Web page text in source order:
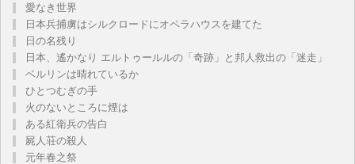
愛なき世界
日本兵捕虜はシルクロードにオペラハウスを建てた
日の名残り
日本、遙かなり エルトゥールルの「奇跡」と邦人救出の「迷走」
ベルリンは晴れているか
ひとつむぎの手
火のないところに煙は
ある紅衛兵の告白
屍人荘の殺人
元年春之祭